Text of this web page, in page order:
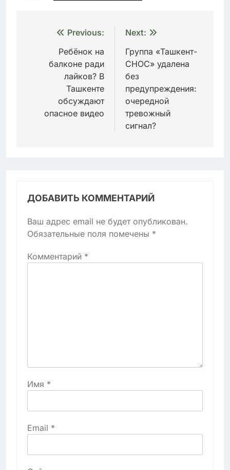
Навигация
записям
Previous:
Ребёнок на
балконе ради
лайков? В
Ташкенте
обсуждают
опасное видео
Next:
Группа «Ташкент-
СНОС» удалена
без
предупреждения:
очередной
тревожный
сигнал?
ДОБАВИТЬ КОММЕНТАРИЙ
Ваш адрес email не будет опубликован.
Обязательные поля помечены *
Комментарий *
Имя *
Email *